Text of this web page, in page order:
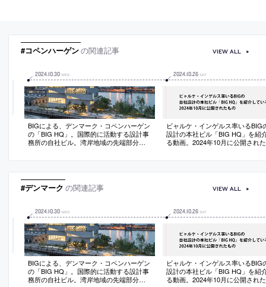
#コペンハーゲンの関連記事
2024.10.30 WED
BIGによる、デンマーク・コペンハーゲン
の「BIG HQ」。国際的に活動する設計事
務所の自社ビル。湾岸地域の先端部分を
う“ピラネージ風”の“開放的”な空間を備え
綿密に協働して造り上げる
2024.10.26 SAT
ビャルケ・インゲルス率いるBIG
設計の本社ビル「BIG HQ」を紹
る動画。2024年10月に公開され
VIEW ALL
#デンマーク の関連記事
2024.10.30 WED
BIGによる、デンマーク・コペンハーゲン
の「BIG HQ」。国際的に活動する設計事
務所の自社ビル。湾岸地域の先端部分を
2024.10.26 SAT
ビャルケ・インゲルス率いるBIG
設計の本社ビル「BIG HQ」を紹
る動画。2024年10月に公開され
VIEW ALL